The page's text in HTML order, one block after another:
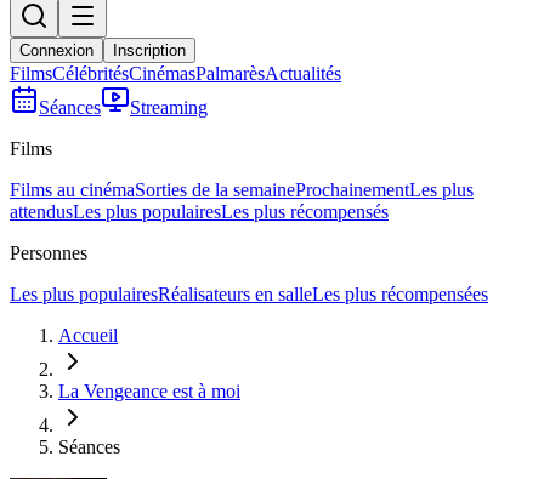
Connexion Inscription
FilmsCélébritésCinémasPalmarèsActualités
Séances
Streaming
Films
Films au cinémaSorties de la semaineProchainementLes plus
attendusLes plus populairesLes plus récompensés
Personnes
Les plus populairesRéalisateurs en salleLes plus récompensées
Accueil
La Vengeance est à moi
Séances